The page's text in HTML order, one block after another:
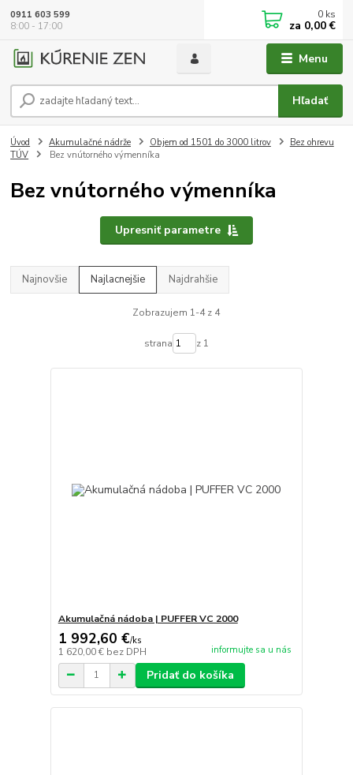
Menu
Hľadať
0911 603 599
8:00 - 17:00
0 ks
za 0,00 €
Úvod Akumulačné nádrže Objem od 1501 do 3000 litrov
Bez ohrevu
TÚV
Bez vnútorného výmenníka
Bez vnútorného výmenníka
Upresniť parametre
Najnovšie Najlacnejšie Najdrahšie
Zobrazujem 1-4 z 4
strana z 1
Akumulačná nádoba | PUFFER VC 2000
1 992,60 €/ks
1 620,00 € bez DPH informujte sa u nás
Pridať do košíka